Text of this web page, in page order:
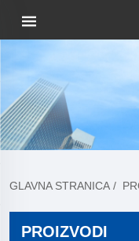
GLAVNA STRANICA /
PROIZVODI